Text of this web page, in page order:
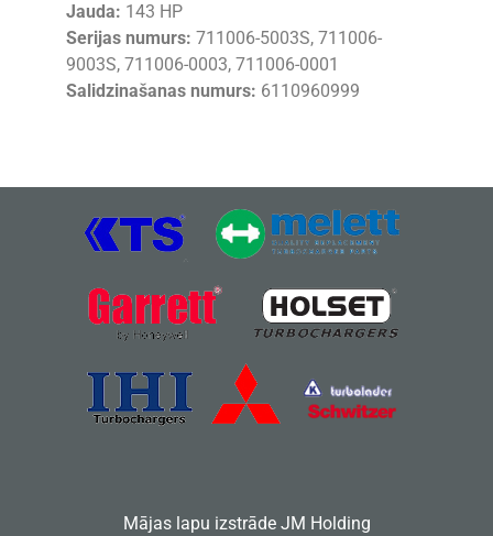
Jauda: 143 HP
Serijas numurs: 711006-5003S, 711006-
9003S, 711006-0003, 711006-0001
Salidzinašanas numurs: 6110960999
Mājas lapu izstrādeJM Holding